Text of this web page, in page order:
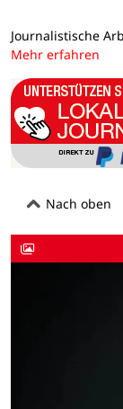
Journalistische
Mehr erfahren
Nach oben